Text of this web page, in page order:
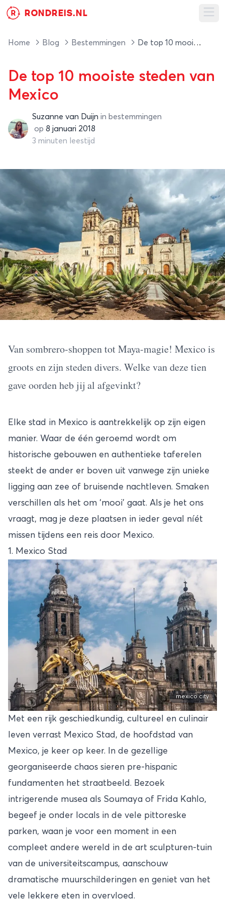
R RONDREIS.NL
Home Blog Bestemmingen De top 10 mooiste steden van Mexico
De top 10 mooiste steden van
Mexico
Suzanne van Duijn
Suzanne van Duijn in bestemmingen
op 8 januari 2018
3 minuten leestijd
Van sombrero-shoppen tot Maya-magie! Mexico is
groots en zijn steden divers. Welke van deze tien
gave oorden heb jij al afgevinkt?
Elke stad in Mexico is aantrekkelijk op zijn eigen
manier. Waar de één geroemd wordt om
historische gebouwen en authentieke taferelen
steekt de ander er boven uit vanwege zijn unieke
ligging aan zee of bruisende nachtleven. Smaken
verschillen als het om ‘mooi’ gaat. Als je het ons
vraagt, mag je deze plaatsen in ieder geval níét
missen tijdens een reis door Mexico.
1. Mexico Stad
mexico city
Met een rijk geschiedkundig, cultureel en culinair
leven verrast Mexico Stad , de hoofdstad van
Mexico, je keer op keer. In de gezellige
georganiseerde chaos sieren pre-hispanic
fundamenten het straatbeeld. Bezoek
intrigerende musea als Soumaya of Frida Kahlo,
begeef je onder locals in de vele pittoreske
parken, waan je voor een moment in een
compleet andere wereld in de art sculpturen-tuin
van de universiteitscampus, aanschouw
dramatische muurschilderingen en geniet van het
vele lekkere eten in overvloed.